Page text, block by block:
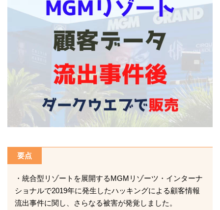
要点
・統合型リゾートを展開するMGMリゾーツ・インターナ
ショナルで2019年に発生したハッキングによる顧客情報
流出事件に関し、さらなる被害が発覚しました。